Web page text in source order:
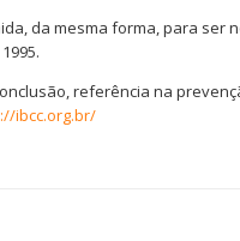
da mesma forma, para ser
referência na
ibcc.org.br/